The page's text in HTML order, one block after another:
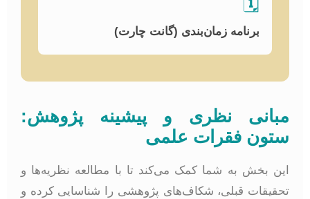
برنامه زمان‌بندی (گانت چارت)
مبانی نظری و پیشینه پژوهش:
ستون فقرات علمی
این بخش به شما کمک می‌کند تا با مطالعه نظریه‌ها و
تحقیقات قبلی، شکاف‌های پژوهشی را شناسایی کرده و